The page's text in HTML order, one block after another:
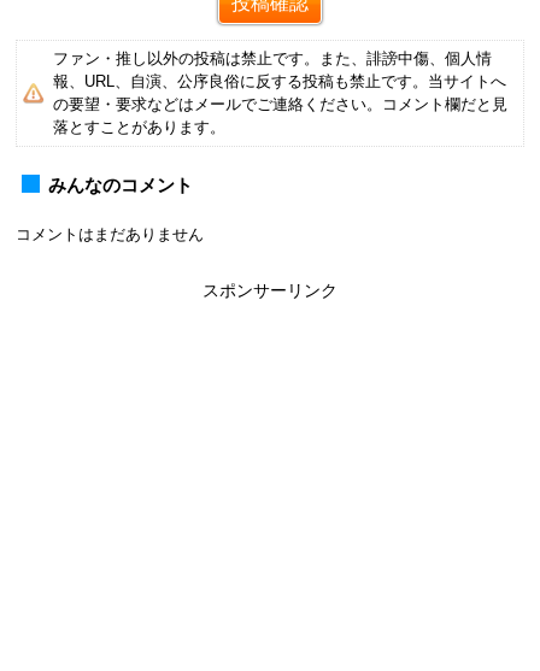
ファン・推し以外の投稿は禁止です。また、誹謗中傷、個人情
報、URL、自演、公序良俗に反する投稿も禁止です。当サイトへ
の要望・要求などはメールでご連絡ください。コメント欄だと見
落とすことがあります。
みんなのコメント
コメントはまだありません
スポンサーリンク